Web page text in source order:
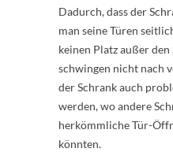
Dadurch, dass der
man seine Türen
keinen Platz außer
schwingen nicht nach
der Schrank auch
werden, wo andere
herkömmliche Tür-
könnten.